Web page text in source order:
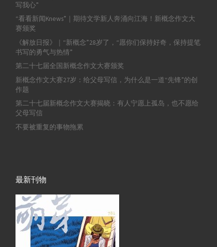
写我心”
“看看新闻Knews”｜期待文学新人奔涌向江海！新概念作文大
赛颁奖
《解放日报》｜“新概念”28岁了，“愿你们保持好奇，保持提笔
书写的勇气与热情”
第二十七届全国新概念作文大赛颁奖
新概念作文大赛27岁：给父母写信，为什么是一道“先锋”的创
作题
第二十七届新概念作文大赛揭晓：有人宁愿上孤岛，也不愿给
父母写信
不要被重复的事物拖累
最新刊物